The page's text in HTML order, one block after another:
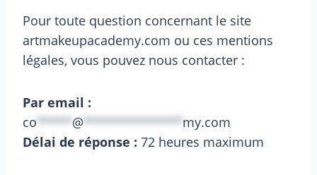
Pour toute question concernant le site
artmakeupacademy.com ou ces mentions
légales, vous pouvez nous contacter :
Par email :
co*****@**************my.com
Délai de réponse : 72 heures maximum